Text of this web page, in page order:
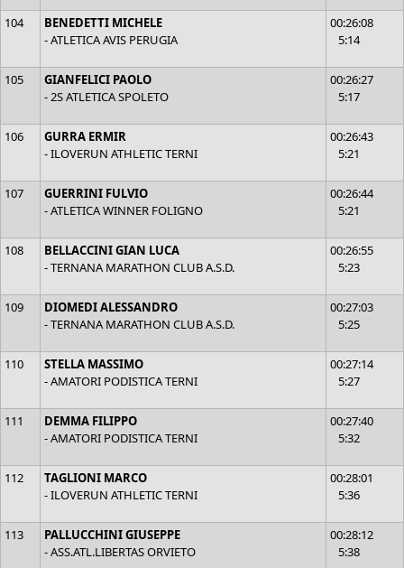
104
BENEDETTI MICHELE
- ATLETICA AVIS PERUGIA
00:26:08
5:14
105
GIANFELICI PAOLO
- 2S ATLETICA SPOLETO
00:26:27
5:17
106
GURRA ERMIR
- ILOVERUN ATHLETIC TERNI
00:26:43
5:21
107
GUERRINI FULVIO
- ATLETICA WINNER FOLIGNO
00:26:44
5:21
108
BELLACCINI GIAN LUCA
- TERNANA MARATHON CLUB A.S.D.
00:26:55
5:23
109
DIOMEDI ALESSANDRO
- TERNANA MARATHON CLUB A.S.D.
00:27:03
5:25
110
STELLA MASSIMO
- AMATORI PODISTICA TERNI
00:27:14
5:27
111
DEMMA FILIPPO
- AMATORI PODISTICA TERNI
00:27:40
5:32
112
TAGLIONI MARCO
- ILOVERUN ATHLETIC TERNI
00:28:01
5:36
113
PALLUCCHINI GIUSEPPE
- ASS.ATL.LIBERTAS ORVIETO
00:28:12
5:38